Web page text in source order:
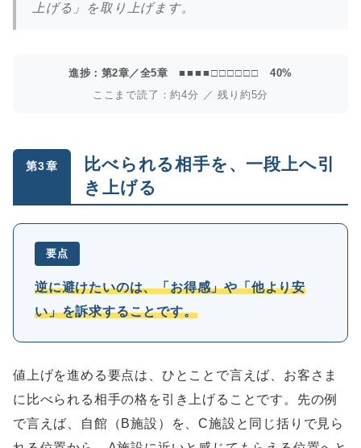
上げる」を取り上げます。
進捗：第2章／全5章■■■■□□□□□□
40%
ここまで読了：約4分 ／ 残り約5分
第3章
比べられる相手を、一段上へ引
き上げる
要点
逆に避けたいのは、「お得感」や「他より安
い」を訴求することです。
値上げを進める要点は、ひとことで言えば、お客さま
に比べられる相手の格を引き上げることです。先の例
で言えば、自館（B施設）を、C施設と同じ括りで見ら